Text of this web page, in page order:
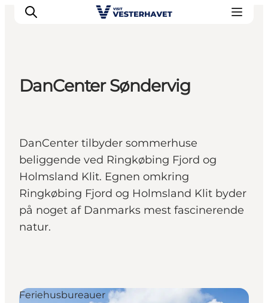
Vores Byer
Mad & Overnatning
Køb billet
Planlæg din ferie
DanCenter Søndervig
DanCenter tilbyder sommerhuse
beliggende ved Ringkøbing Fjord og
Holmsland Klit. Egnen omkring
Ringkøbing Fjord og Holmsland Klit byder
på noget af Danmarks mest fascinerende
natur.
Feriehusbureauer